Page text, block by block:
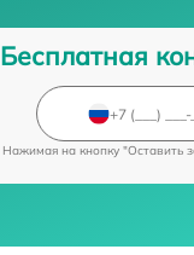
Бесплатная
Нажимая на кнопку "Оставить